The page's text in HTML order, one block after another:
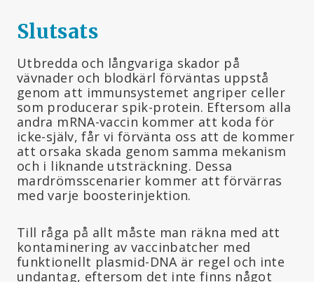
Slutsats
Utbredda och långvariga skador på
vävnader och blodkärl förväntas uppstå
genom att immunsystemet angriper celler
som producerar spik-protein. Eftersom alla
andra mRNA-vaccin kommer att koda för
icke-själv, får vi förvänta oss att de kommer
att orsaka skada genom samma mekanism
och i liknande utsträckning. Dessa
mardrömsscenarier kommer att förvärras
med varje boosterinjektion.
Till råga på allt måste man räkna med att
kontaminering av vaccinbatcher med
funktionellt plasmid-DNA är regel och inte
undantag, eftersom det inte finns något